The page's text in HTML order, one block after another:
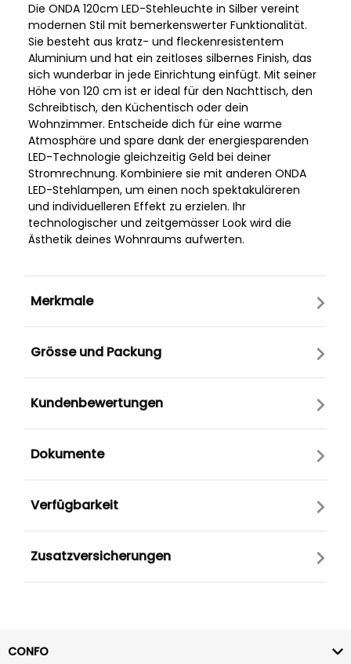
Die ONDA 120cm LED-Stehleuchte in Silber vereint
modernen Stil mit bemerkenswerter Funktionalität.
Sie besteht aus kratz- und fleckenresistentem
Aluminium und hat ein zeitloses silbernes Finish, das
sich wunderbar in jede Einrichtung einfügt. Mit seiner
Höhe von 120 cm ist er ideal für den Nachttisch, den
Schreibtisch, den Küchentisch oder dein
Wohnzimmer. Entscheide dich für eine warme
Atmosphäre und spare dank der energiesparenden
LED-Technologie gleichzeitig Geld bei deiner
Stromrechnung. Kombiniere sie mit anderen ONDA
LED-Stehlampen, um einen noch spektakuläreren
und individuelleren Effekt zu erzielen. Ihr
technologischer und zeitgemässer Look wird die
Ästhetik deines Wohnraums aufwerten.
Merkmale
Grösse und Packung
Kundenbewertungen
Dokumente
Verfügbarkeit
Zusatzversicherungen
CONFO